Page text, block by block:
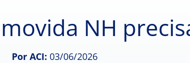
NH
Por ACI: 03/06/2026